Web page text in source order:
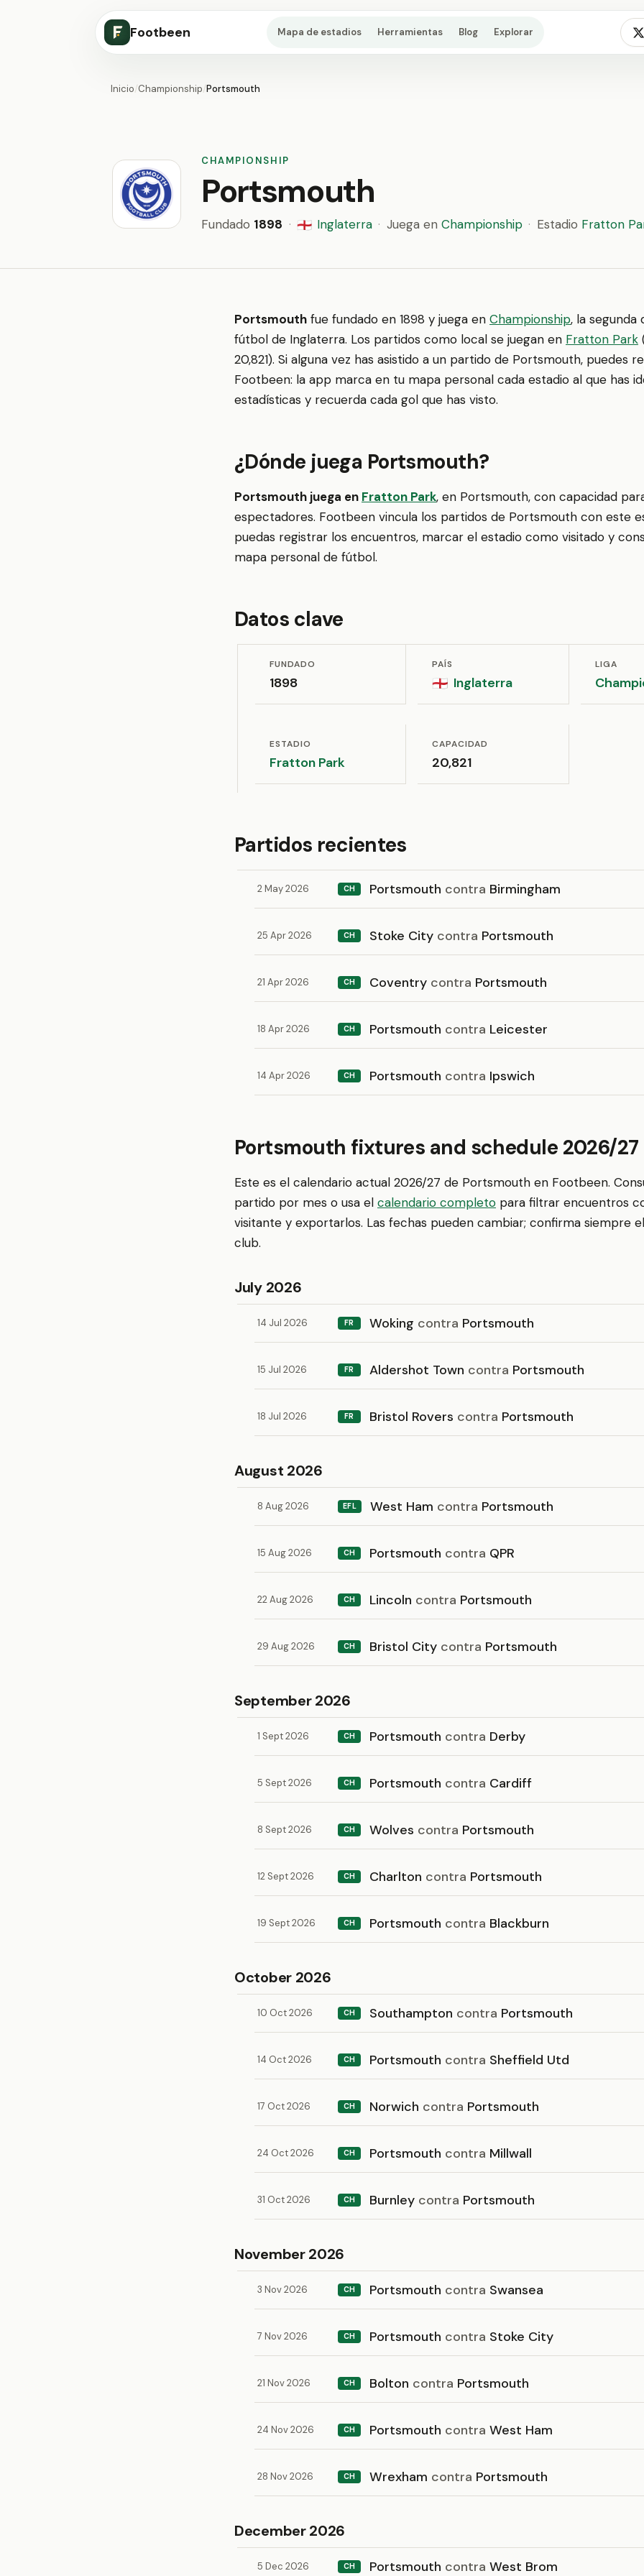
Footbeen Mapa de estadios Herramientas Blog Explorar
Inicio/Championship/Portsmouth
CHAMPIONSHIP
Portsmouth
Fundado 1898 · 🏴󠁧󠁢󠁥󠁮󠁧󠁿 Inglaterra · Juega en Championship · Estadio Fratton
Portsmouth fue fundado en 1898 y juega en Championship, la segunda
fútbol de Inglaterra. Los partidos como local se juegan en Fratton Park
20,821). Si alguna vez has asistido a un partido de Portsmouth, puedes
Footbeen: la app marca en tu mapa personal cada estadio al que has
estadísticas y recuerda cada gol que has visto.
¿Dónde juega Portsmouth?
Portsmouth juega en Fratton Park, en Portsmouth, con capacidad
espectadores. Footbeen vincula los partidos de Portsmouth con este
puedas registrar los encuentros, marcar el estadio como visitado y
mapa personal de fútbol.
Datos clave
FUNDADO
1898
PAÍS
🏴󠁧󠁢󠁥󠁮󠁧󠁿 Inglaterra
LIGA
ESTADIO
Fratton Park
CAPACIDAD
20,821
Partidos recientes
2 May 2026 CH Portsmouth contra Birmingham
25 Apr 2026 CH Stoke City contra Portsmouth
21 Apr 2026 CH Coventry contra Portsmouth
18 Apr 2026 CH Portsmouth contra Leicester
14 Apr 2026 CH Portsmouth contra Ipswich
Portsmouth fixtures and schedule 2026/27
Este es el calendario actual 2026/27 de Portsmouth en Footbeen.
partido por mes o usa el calendario completo para filtrar encuentros
visitante y exportarlos. Las fechas pueden cambiar; confirma siempre
club.
July 2026
14 Jul 2026 FR Woking contra Portsmouth
15 Jul 2026 FR Aldershot Town contra Portsmouth
18 Jul 2026 FR Bristol Rovers contra Portsmouth
August 2026
8 Aug 2026 EFL West Ham contra Portsmouth
15 Aug 2026 CH Portsmouth contra QPR
22 Aug 2026 CH Lincoln contra Portsmouth
29 Aug 2026 CH Bristol City contra Portsmouth
September 2026
1 Sept 2026 CH Portsmouth contra Derby
5 Sept 2026 CH Portsmouth contra Cardiff
8 Sept 2026 CH Wolves contra Portsmouth
12 Sept 2026 CH Charlton contra Portsmouth
19 Sept 2026 CH Portsmouth contra Blackburn
October 2026
10 Oct 2026 CH Southampton contra Portsmouth
14 Oct 2026 CH Portsmouth contra Sheffield Utd
17 Oct 2026 CH Norwich contra Portsmouth
24 Oct 2026 CH Portsmouth contra Millwall
31 Oct 2026 CH Burnley contra Portsmouth
November 2026
3 Nov 2026 CH Portsmouth contra Swansea
7 Nov 2026 CH Portsmouth contra Stoke City
21 Nov 2026 CH Bolton contra Portsmouth
24 Nov 2026 CH Portsmouth contra West Ham
28 Nov 2026 CH Wrexham contra Portsmouth
December 2026
5 Dec 2026 CH Portsmouth contra West Brom